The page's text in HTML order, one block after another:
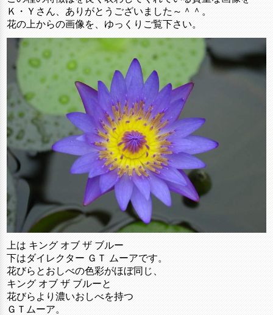
Ｋ・Ｙさん、ありがとうございました～＾＾。
花の上からの画像を、ゆっくりご覧下さい。
上は キング オブ ザ ブルー
下はダイレクター ＧＴ ムーアです。
花びらとおしべの色彩がほぼ同じ、
キング オブ ザ ブルーと
花びらより濃いおしべを持つ
ＧＴムーア。